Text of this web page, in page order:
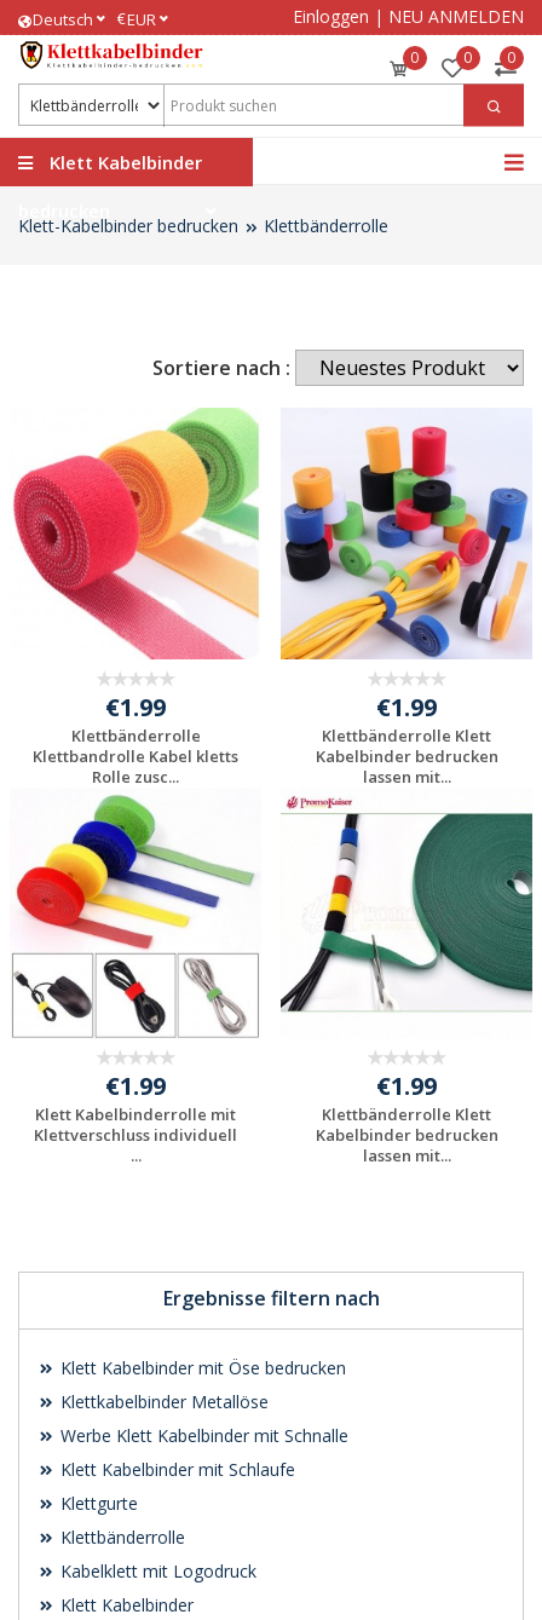
Deutsch €EUR Einloggen | NEU ANMELDEN
0 0 0
Klett Kabelbinder
Klett-Kabelbinder bedrucken Klettbänderrolle
Ergebnisse filtern nach
Klett Kabelbinder mit Öse bedrucken
Klettkabelbinder Metallöse
Werbe Klett Kabelbinder mit Schnalle
Klett Kabelbinder mit Schlaufe
Klettgurte
Klettbänderrolle
Kabelklett mit Logodruck
Klett Kabelbinder
Sortiere nach :
€1.99
Klettbänderrolle
Klettbandrolle Kabel kletts
Rolle zusc...
Individuelle
Werbeartikel
anfragen
€1.99
Klettbänderrolle Klett
Kabelbinder bedrucken
lassen mit...
Individuelle
Werbeartikel
anfragen
€1.99
Klett Kabelbinderrolle mit
Klettverschluss individuell
...
€1.99
Klettbänderrolle Klett
Kabelbinder bedrucken
lassen mit...